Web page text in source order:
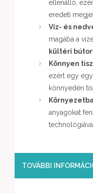
ellenálló,
eredeti
Víz- és
magába a
kültéri
Könnyen
ezért egy
könnyedén
anyagokat
TOVÁBBI